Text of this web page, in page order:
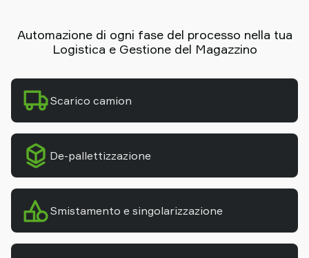
Automazione di ogni fase del processo nella tua
Logistica e Gestione del Magazzino
Scarico camion
De-pallettizzazione
Smistamento e singolarizzazione